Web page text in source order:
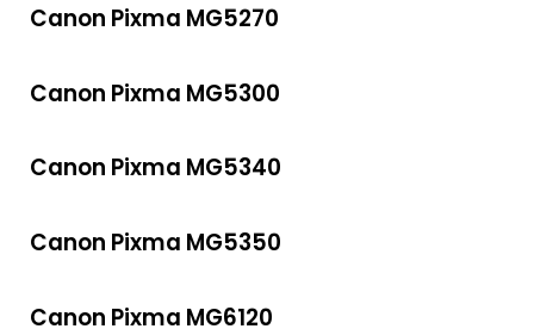
Canon Pixma MG5270
Canon Pixma MG5300
Canon Pixma MG5340
Canon Pixma MG5350
Canon Pixma MG6120